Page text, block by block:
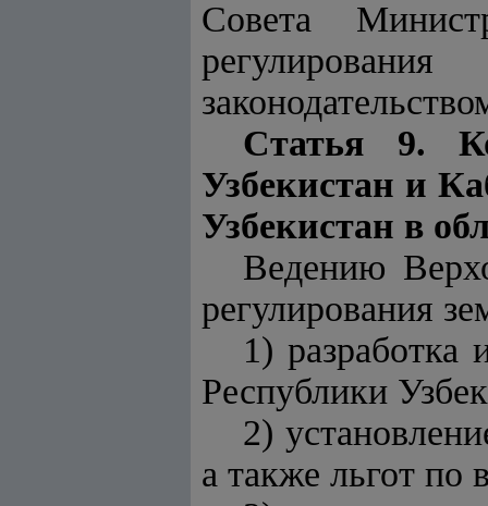
Совета
Статья 9.
Узбекистан и
Узбекистан в
Ведению
регулирования
1) разработка
Республики
2)
а также льгот по